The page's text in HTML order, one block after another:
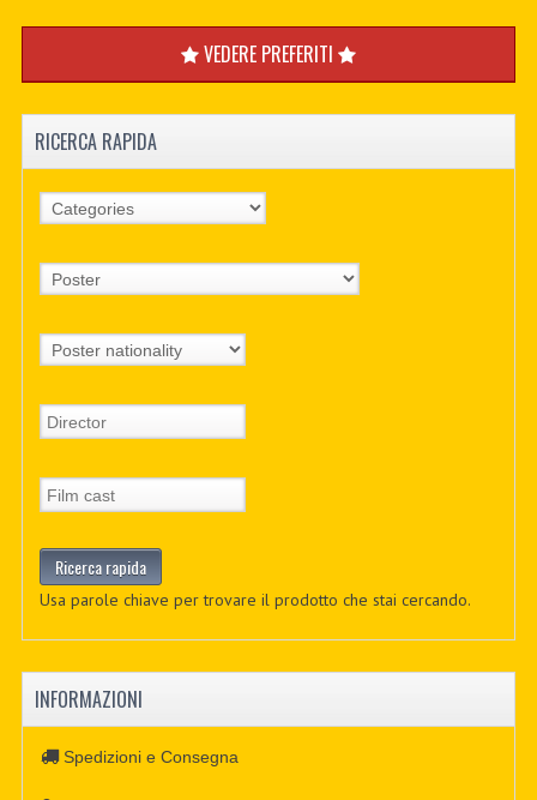
VEDERE PREFERITI
RICERCA RAPIDA
Usa parole chiave per trovare il prodotto che stai cercando.
INFORMAZIONI
Spedizioni e Consegna